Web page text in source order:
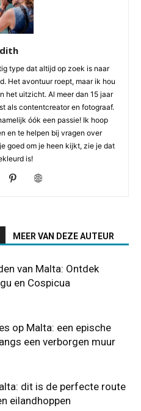
type dat altijd op zoek is naar
Het avontuur roept, maar ik hou
het uitzicht. Al meer dan 15 jaar
als contentcreator en fotograaf.
óók een passie! Ik hoop
en te helpen bij vragen over
goed om je heen kijkt, zie je dat
is!
MEER VAN DEZE AUTEUR
van Malta: Ontdek
en Cospicua
op Malta: een epische
een verborgen muur
dit is de perfecte route
eilandhoppen